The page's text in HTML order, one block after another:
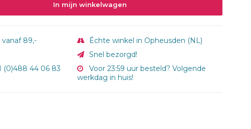
In mijn winkelwagen
vanaf 89,-
Échte winkel in Opheusden (NL)
Snel bezorgd!
(0)488 44 06 83
Voor 23:59 uur besteld? Volgende
werkdag in huis!